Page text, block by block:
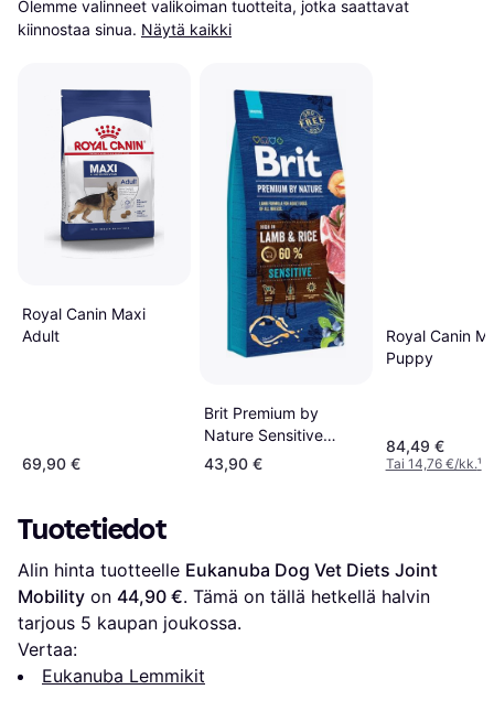
Olemme valinneet valikoiman tuotteita, jotka saattavat
kiinnostaa sinua. Näytä kaikki
Royal Canin Maxi
Adult
69,90 €
Brit Premium by
Nature Sensitive
Lamb
43,90 €
Royal Canin
Puppy
84,49 €
Tai 14,76 €/kk.¹
Tuotetiedot
Alin hinta tuotteelle Eukanuba Dog Vet Diets Joint
Mobility on 44,90 €. Tämä on tällä hetkellä halvin
tarjous 5 kaupan joukossa.
Vertaa:
Eukanuba Lemmikit